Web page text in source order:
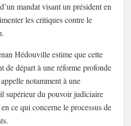
mandat visant un président en
les critiques contre le
Hédouville estime que cette
de départ à une réforme profonde
notamment à une
supérieur du pouvoir judiciaire
ce qui concerne le processus de